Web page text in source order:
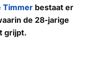
Timmer bestaat er
de 28-jarige
grijpt.